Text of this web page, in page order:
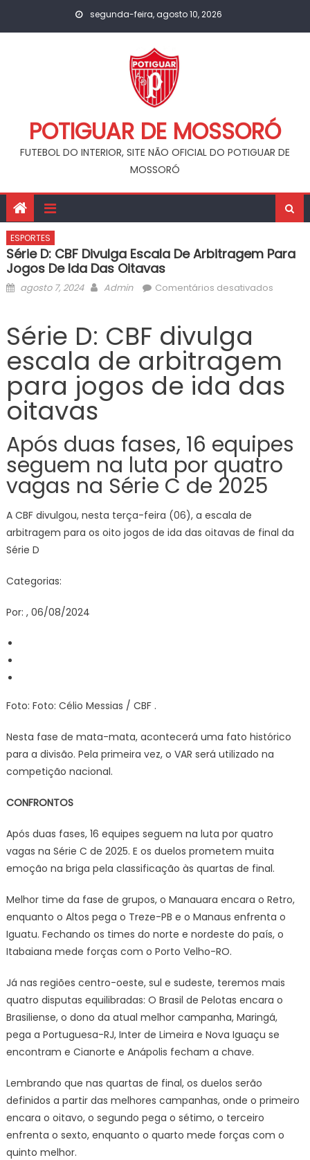
segunda-feira, agosto 10, 2026
POTIGUAR DE MOSSORÓ
FUTEBOL DO INTERIOR, SITE NÃO OFICIAL DO POTIGUAR DE
MOSSORÓ
ESPORTES
Série D: CBF Divulga Escala De Arbitragem Para
Jogos De Ida Das Oitavas
Posted
agosto 7, 2024 Author
Admin Comentários desativadosem
de
de
ida
Série D: CBF divulga
escala de arbitragem
para jogos de ida das
oitavas
Após duas fases, 16 equipes
seguem na luta por quatro
vagas na Série C de 2025
A CBF divulgou, nesta terça-feira (06), a escala de
arbitragem para os oito jogos de ida das oitavas de final da
Série D
Categorias:
Por: , 06/08/2024
Foto: Foto: Célio Messias / CBF .
Nesta fase de mata-mata, acontecerá uma fato histórico
para a divisão. Pela primeira vez, o VAR será utilizado na
competição nacional.
CONFRONTOS
Após duas fases, 16 equipes seguem na luta por quatro
vagas na Série C de 2025. E os duelos prometem muita
emoção na briga pela classificação às quartas de final.
Melhor time da fase de grupos, o Manauara encara o Retro,
enquanto o Altos pega o Treze-PB e o Manaus enfrenta o
Iguatu. Fechando os times do norte e nordeste do país, o
Itabaiana mede forças com o Porto Velho-RO.
Já nas regiões centro-oeste, sul e sudeste, teremos mais
quatro disputas equilibradas: O Brasil de Pelotas encara o
Brasiliense, o dono da atual melhor campanha, Maringá,
pega a Portuguesa-RJ, Inter de Limeira e Nova Iguaçu se
encontram e Cianorte e Anápolis fecham a chave.
Lembrando que nas quartas de final, os duelos serão
definidos a partir das melhores campanhas, onde o primeiro
encara o oitavo, o segundo pega o sétimo, o terceiro
enfrenta o sexto, enquanto o quarto mede forças com o
quinto melhor.